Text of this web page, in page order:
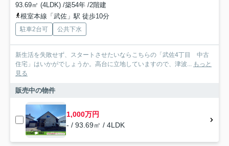
93.69㎡ (4LDK) /築54年 /2階建
根室本線「武佐」駅 徒歩10分
駐車2台可 公共下水
新生活を失敗せず、スタートさせたいならこちらの「武佐4丁目 中古
住宅」はいかがでしょうか。高台に立地していますので、津波... もっと
見る
販売中の物件
1,000万円
- / 93.69㎡ / 4LDK